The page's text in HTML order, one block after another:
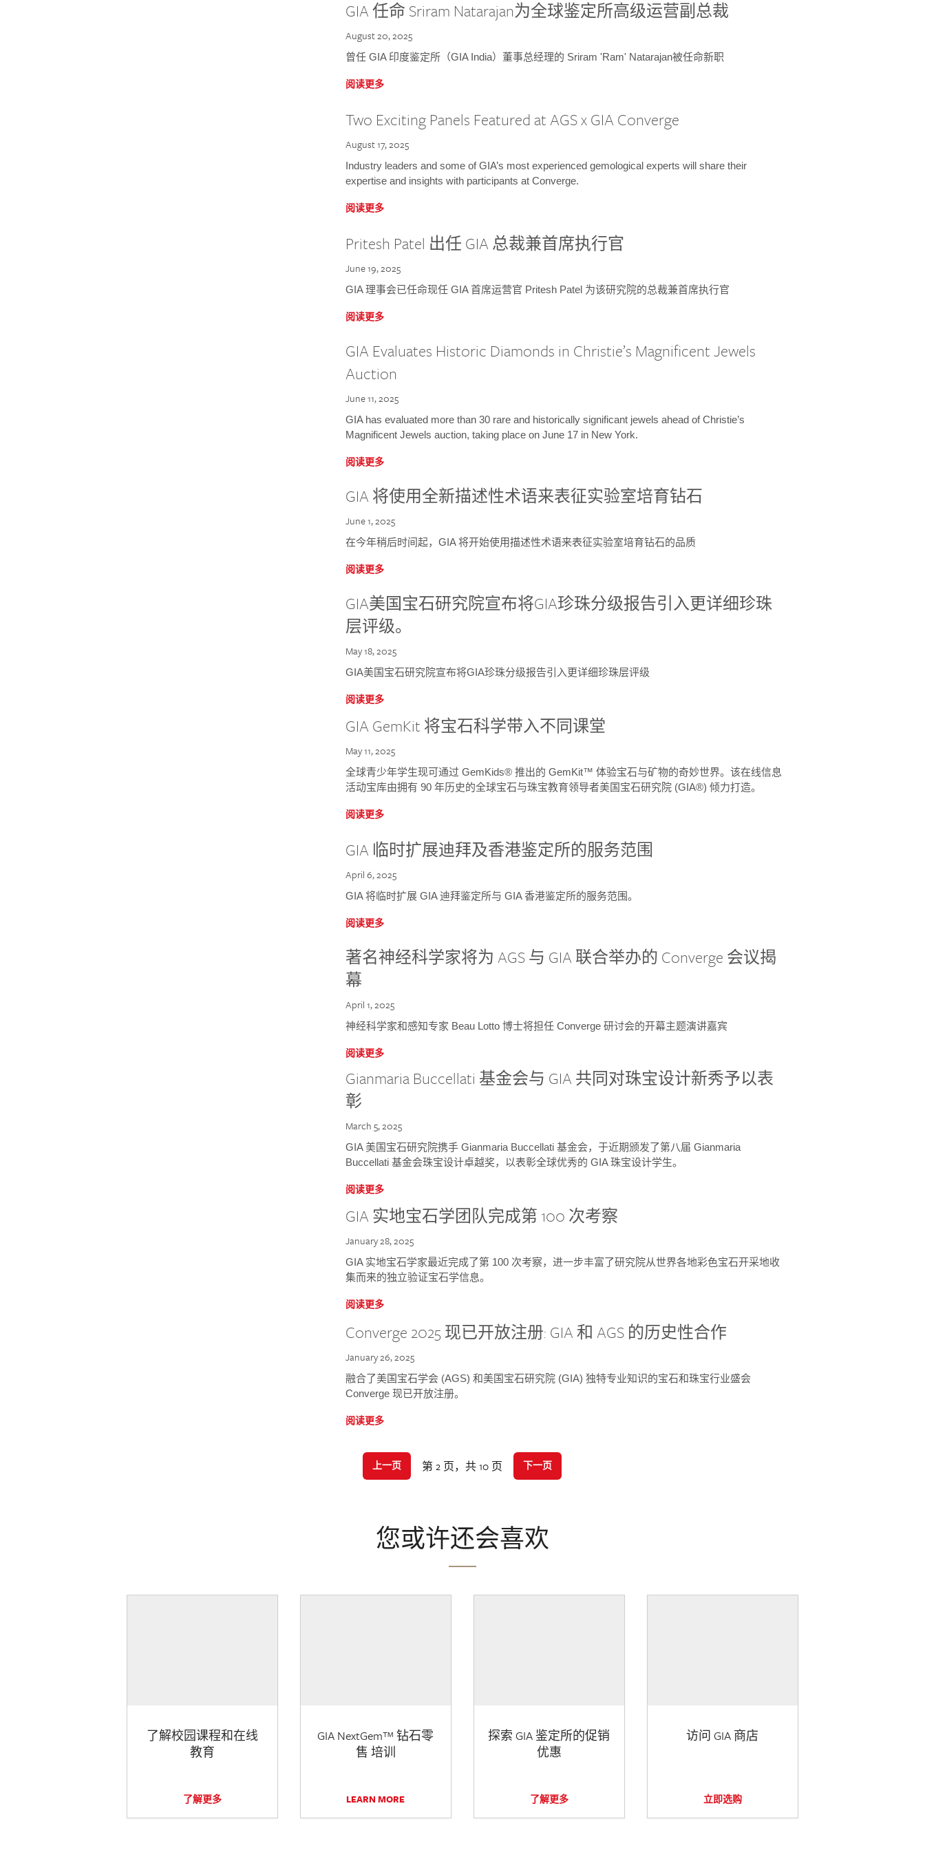
GIA 任命 Sriram Natarajan为全球鉴定所高级运营副总裁
August 20, 2025
曾任 GIA 印度鉴定所（GIA India）董事总经理的 Sriram 'Ram' Natarajan被任命新职
阅读更多
Two Exciting Panels Featured at AGS x GIA Converge
August 17, 2025
Industry leaders and some of GIA’s most experienced gemological experts will share their
expertise and insights with participants at Converge.
阅读更多
Pritesh Patel 出任 GIA 总裁兼首席执行官
June 19, 2025
GIA 理事会已任命现任 GIA 首席运营官 Pritesh Patel 为该研究院的总裁兼首席执行官
阅读更多
GIA Evaluates Historic Diamonds in Christie’s Magnificent Jewels
Auction
June 11, 2025
GIA has evaluated more than 30 rare and historically significant jewels ahead of Christie’s
Magnificent Jewels auction, taking place on June 17 in New York.
阅读更多
GIA 将使用全新描述性术语来表征实验室培育钻石
June 1, 2025
在今年稍后时间起，GIA 将开始使用描述性术语来表征实验室培育钻石的品质
阅读更多
GIA美国宝石研究院宣布将GIA珍珠分级报告引入更详细珍珠
层评级。
May 18, 2025
GIA美国宝石研究院宣布将GIA珍珠分级报告引入更详细珍珠层评级
阅读更多
GIA GemKit 将宝石科学带入不同课堂
May 11, 2025
全球青少年学生现可通过 GemKids® 推出的 GemKit™ 体验宝石与矿物的奇妙世界。该在线信息
活动宝库由拥有 90 年历史的全球宝石与珠宝教育领导者美国宝石研究院 (GIA®) 倾力打造。
阅读更多
GIA 临时扩展迪拜及香港鉴定所的服务范围
April 6, 2025
GIA 将临时扩展 GIA 迪拜鉴定所与 GIA 香港鉴定所的服务范围。
阅读更多
著名神经科学家将为 AGS 与 GIA 联合举办的 Converge 会议揭
幕
April 1, 2025
神经科学家和感知专家 Beau Lotto 博士将担任 Converge 研讨会的开幕主题演讲嘉宾
阅读更多
Gianmaria Buccellati 基金会与 GIA 共同对珠宝设计新秀予以表
彰
March 5, 2025
GIA 美国宝石研究院携手 Gianmaria Buccellati 基金会，于近期颁发了第八届 Gianmaria
Buccellati 基金会珠宝设计卓越奖，以表彰全球优秀的 GIA 珠宝设计学生。
阅读更多
GIA 实地宝石学团队完成第 100 次考察
January 28, 2025
GIA 实地宝石学家最近完成了第 100 次考察，进一步丰富了研究院从世界各地彩色宝石开采地收
集而来的独立验证宝石学信息。
阅读更多
Converge 2025 现已开放注册: GIA 和 AGS 的历史性合作
January 26, 2025
融合了美国宝石学会 (AGS) 和美国宝石研究院 (GIA) 独特专业知识的宝石和珠宝行业盛会
Converge 现已开放注册。
阅读更多
上一页 第 2 页，共 10 页 下一页
您或许还会喜欢
了解校园课程和在线
教育
了解更多
GIA NextGem™ 钻石零
售 培训
LEARN MORE
探索 GIA 鉴定所的促销
优惠
了解更多
访问 GIA 商店
立即选购